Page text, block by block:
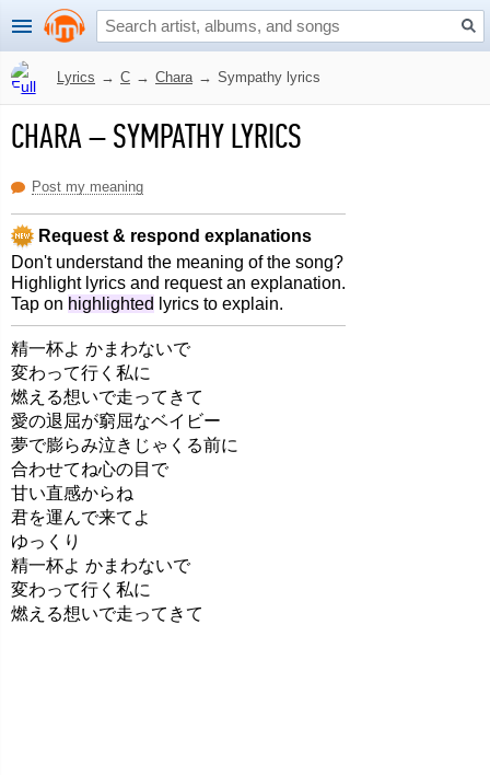
Lyrics → C → Chara → Sympathy lyrics
CHARA–SYMPATHY LYRICS
Post my meaning
Request & respond explanations
Don't understand the meaning of the song?
Highlight lyrics and request an explanation.
Tap on highlighted lyrics to explain.
精一杯よ かまわないで
変わって行く私に
燃える想いで走ってきて
愛の退屈が窮屈なベイビー
夢で膨らみ泣きじゃくる前に
合わせてね心の目で
甘い直感からね
君を運んで来てよ
ゆっくり
精一杯よ かまわないで
変わって行く私に
燃える想いで走ってきて